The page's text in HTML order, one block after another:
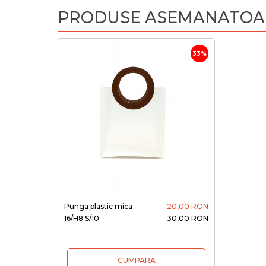
PRODUSE
33%
Punga plastic mica
16/H8 S/10
20,00 RON
30,00 RON
CUMPARA